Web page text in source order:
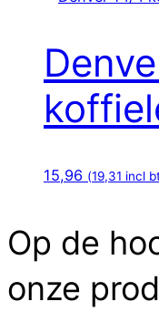
15,96 (19,31 incl
Op de
onze